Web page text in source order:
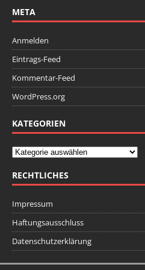
META
Anmelden
Eintrags-Feed
Kommentar-Feed
WordPress.org
KATEGORIEN
RECHTLICHES
Impressum
Haftungsausschluss
Datenschutzerklärung